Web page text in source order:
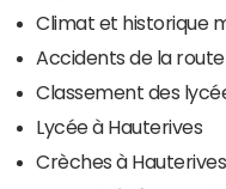
Climat et historique
Accidents de la
Classement des
Lycée à Hauterives
Crèches à Hauterives